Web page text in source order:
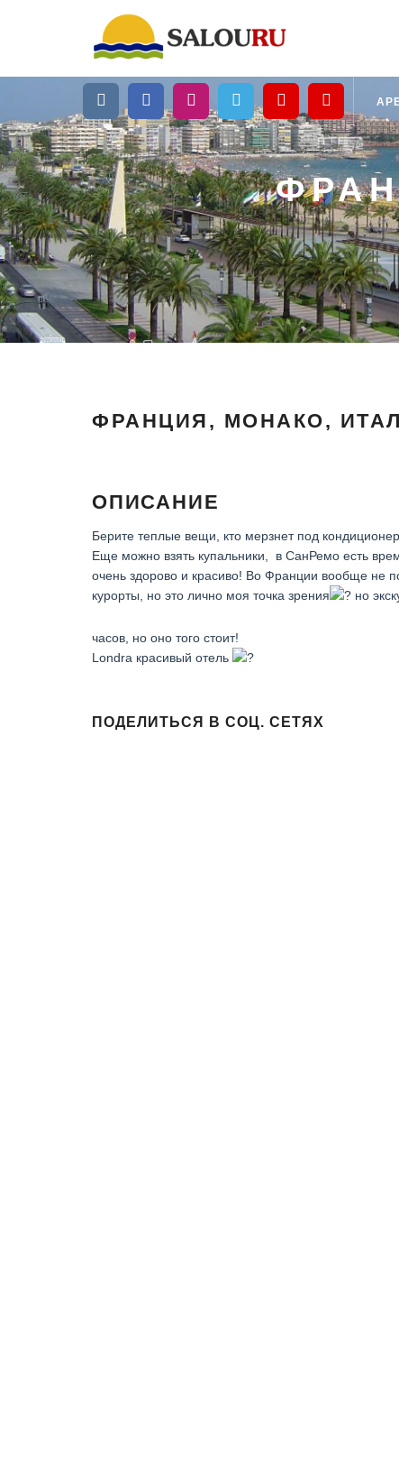
ФРАНЦИЯ, МОНАКО,
ОПИСАНИЕ
Берите теплые вещи, кто мерзнет под
Еще можно взять купальники, в СанРемо есть
очень здорово и красиво! Во Франции вообще не
курорты, но это лично моя точка зрения
но
часов, но оно того стоит!
Londra красивый отель
ПОДЕЛИТЬСЯ В СОЦ. СЕТЯХ